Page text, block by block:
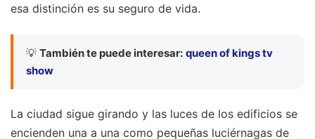
esa distinción es su seguro de vida.
💡 También te puede interesar: queen of kings tv
show
La ciudad sigue girando y las luces de los edificios se
encienden una a una como pequeñas luciérnagas de